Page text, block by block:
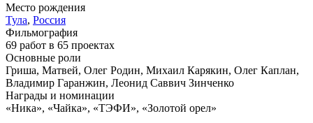
Место рождения
Тула, Россия
Фильмография
69 работ в 65 проектах
Основные роли
Гриша, Матвей, Олег Родин, Михаил Карякин, Олег Каплан,
Владимир Гаранжин, Леонид Саввич Зинченко
Награды и номинации
«Ника», «Чайка», «ТЭФИ», «Золотой орел»